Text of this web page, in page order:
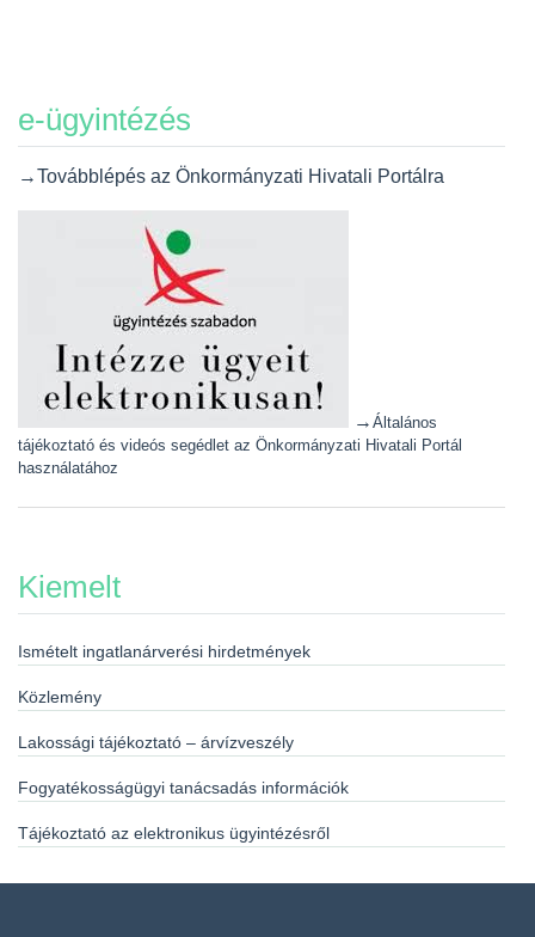
e-ügyintézés
→Továbblépés az Önkormányzati Hivatali Portálra
→ Általános
tájékoztató és videós segédlet az Önkormányzati Hivatali Portál
használatához
Kiemelt
Ismételt ingatlanárverési hirdetmények
Közlemény
Lakossági tájékoztató – árvízveszély
Fogyatékosságügyi tanácsadás információk
Tájékoztató az elektronikus ügyintézésről